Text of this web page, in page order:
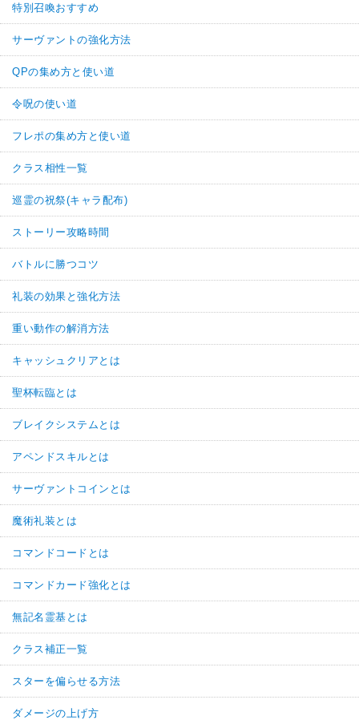
特別召喚おすすめ
サーヴァントの強化方法
QPの集め方と使い道
令呪の使い道
フレポの集め方と使い道
クラス相性一覧
巡霊の祝祭(キャラ配布)
ストーリー攻略時間
バトルに勝つコツ
礼装の効果と強化方法
重い動作の解消方法
キャッシュクリアとは
聖杯転臨とは
ブレイクシステムとは
アペンドスキルとは
サーヴァントコインとは
魔術礼装とは
コマンドコードとは
コマンドカード強化とは
無記名霊基とは
クラス補正一覧
スターを偏らせる方法
ダメージの上げ方